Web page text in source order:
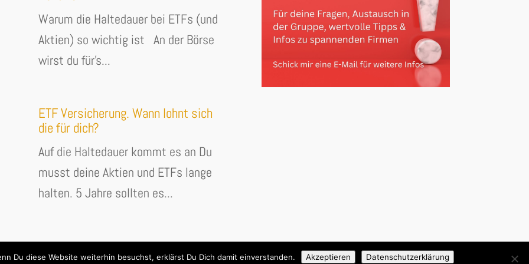
Warum die Haltedauer bei ETFs (und
Aktien) so wichtig ist An der Börse
wirst du für's...
ETF Versicherung. Wann lohnt sich
die für dich?
Auf die Haltedauer kommt es an Du
musst deine Aktien und ETFs lange
halten. 5 Jahre sollten es...
Du diese Website weiterhin besuchst, erklärst Du Dich damit einverstanden. Akzeptieren Datenschutzerklärung